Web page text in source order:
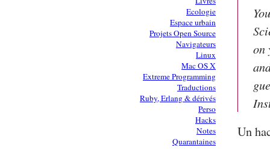
Ecologie
Espace urbain
Projets Open Source
Navigateurs
Linux
Mac OS X
Extreme Programming
Traductions
Ruby, Erlang & dérivés
Perso
Hacks
Notes
Quarantaines
on
Un